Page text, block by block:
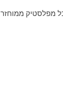
ממוחזר 1100 מ”ל מוקה